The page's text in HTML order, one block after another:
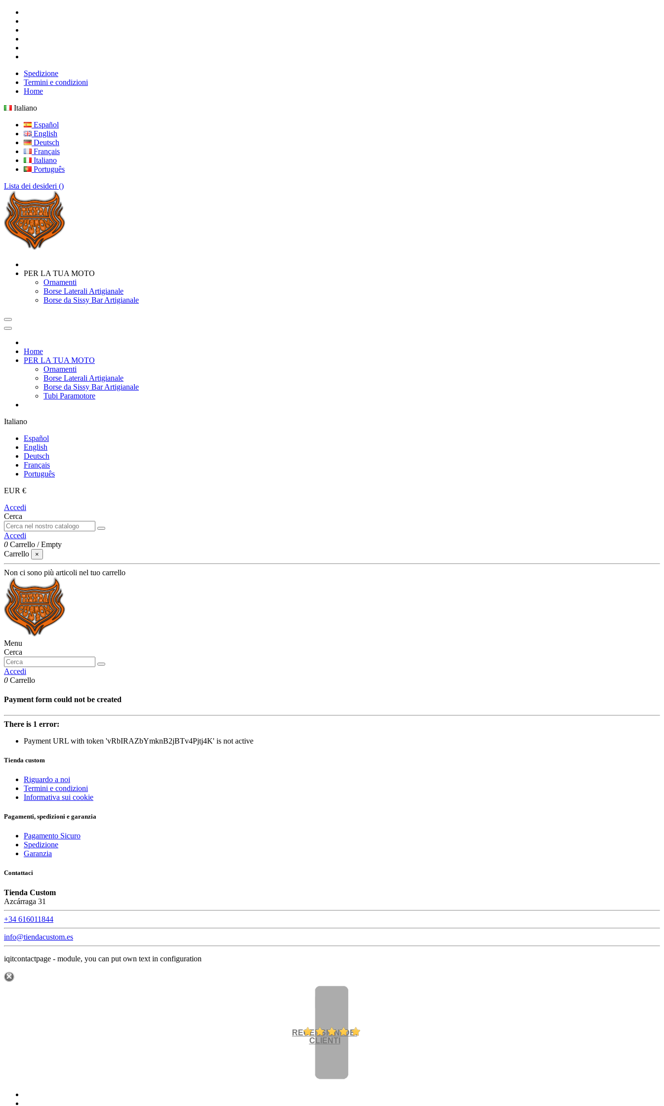
Spedizione
Termini e condizioni
Home
Italiano
Español
English
Deutsch
Français
Italiano
Português
Lista dei desideri ()
PER LA TUA MOTO
Ornamenti
Borse Laterali Artigianale
Borse da Sissy Bar Artigianale
Home
PER LA TUA MOTO
Ornamenti
Borse Laterali Artigianale
Borse da Sissy Bar Artigianale
Tubi Paramotore
Italiano
Español
English
Deutsch
Français
Português
EUR €
Accedi
Cerca
Accedi
0 Carrello /Empty
Carrello
×
Non ci sono più articoli nel tuo carrello
Menu
Cerca
Accedi
0 Carrello
Payment form could not be created
There is 1 error:
Payment URL with token 'vRbIRAZbYmknB2jBTv4Pjtj4K' is not active
Tienda custom
Riguardo a noi
Termini e condizioni
Informativa sui cookie
Pagamenti, spedizioni e garanzia
Pagamento Sicuro
Spedizione
Garanzia
Contattaci
Tienda Custom
Azcárraga 31
+34 616011844
info@tiendacustom.es
iqitcontactpage - module, you can put own text in configuration
RECENSIONI DEI
CLIENTI